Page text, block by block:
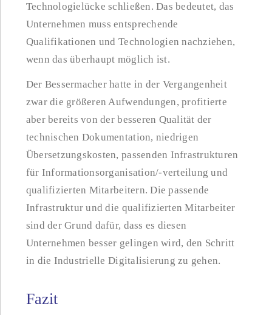
Technologielücke schließen. Das bedeutet, das
Unternehmen muss entsprechende
Qualifikationen und Technologien nachziehen,
wenn das überhaupt möglich ist.
Der Bessermacher hatte in der Vergangenheit
zwar die größeren Aufwendungen, profitierte
aber bereits von der besseren Qualität der
technischen Dokumentation, niedrigen
Übersetzungskosten, passenden Infrastrukturen
für Informationsorganisation/-verteilung und
qualifizierten Mitarbeitern. Die passende
Infrastruktur und die qualifizierten Mitarbeiter
sind der Grund dafür, dass es diesen
Unternehmen besser gelingen wird, den Schritt
in die Industrielle Digitalisierung zu gehen.
Fazit